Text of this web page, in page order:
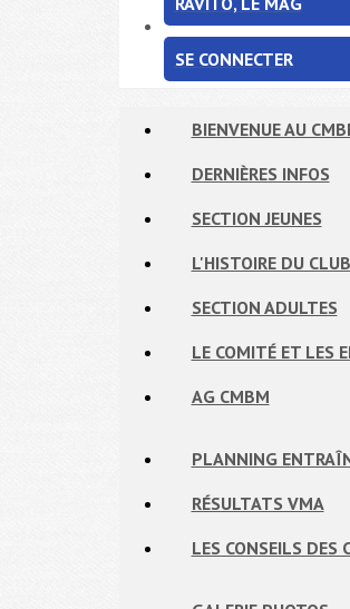
SE CONNECTER
BIENVENUE AU
DERNIÈRES INFOS
SECTION JEUNES
L'HISTOIRE DU CLUB
SECTION ADULTES
LE COMITÉ ET LES
AG CMBM
PLANNING
RÉSULTATS VMA
LES CONSEILS DES